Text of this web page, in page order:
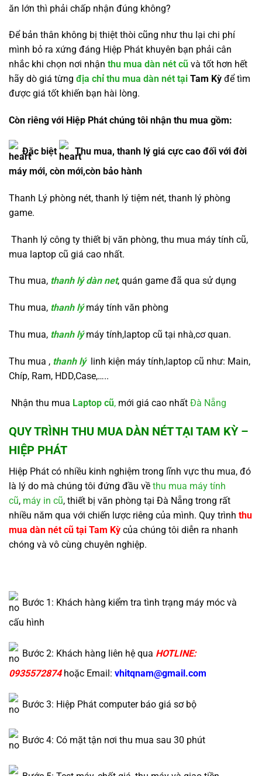
ăn lớn thì phải chấp nhận đúng không?
Để bản thân không bị thiệt thòi cũng như thu lại chi phí
mình bỏ ra xứng đáng Hiệp Phát khuyên bạn phải cân
nhắc khi chọn nơi nhận thu mua dàn nét cũ và tốt hơn hết
hãy dò giá từng địa chỉ thu mua dàn nét tại Tam Kỳ để tìm
được giá tốt khiến bạn hài lòng.
Còn riêng với Hiệp Phát chúng tôi nhận thu mua gồm:
Đặc biệt
Thu mua, thanh lý giá cực cao đối với đời
máy mới, còn mới,còn bảo hành
Thanh Lý phòng nét, thanh lý tiệm nét, thanh lý phòng
game.
Thanh lý công ty thiết bị văn phòng, thu mua máy tính cũ,
mua laptop cũ giá cao nhất.
Thu mua, thanh lý dàn net, quán game đã qua sử dụng
Thu mua, thanh lýmáy tính văn phòng
Thu mua, thanh lýmáy tính,laptop cũ tại nhà,cơ quan.
Thu mua , thanh lý linh kiện máy tính,laptop cũ như: Main,
Chíp, Ram, HDD,Case,…..
Nhận thu mua Laptop cũ, mới giá cao nhất Đà Nẵng
QUY TRÌNH THU MUA DÀN NÉT TẠI TAM KỲ–
HIỆP PHÁT
Hiệp Phát có nhiều kinh nghiệm trong lĩnh vực thu mua, đó
là lý do mà chúng tôi đứng đầu về thu mua máy tính
cũ, máy in cũ, thiết bị văn phòng tại Đà Nẵng trong rất
nhiều năm qua với chiến lược riêng của mình. Quy trình thu
mua dàn nét cũ tại Tam Kỳ của chúng tôi diễn ra nhanh
chóng và vô cùng chuyên nghiệp.
Bước 1: Khách hàng kiểm tra tình trạng máy móc và
cấu hình
Bước 2: Khách hàng liên hệ qua HOTLINE:
0935572874hoặc Email: vhitqnam@gmail.com
Bước 3: Hiệp Phát computer báo giá sơ bộ
Bước 4: Có mặt tận nơi thu mua sau 30 phút